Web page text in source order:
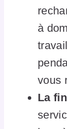
à
vous
La